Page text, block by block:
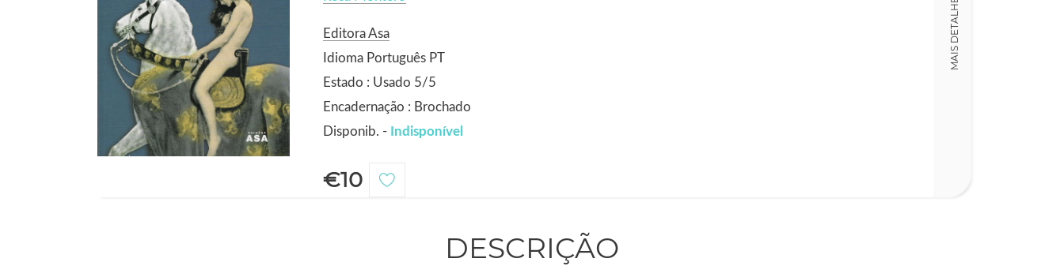
Editora Asa
Idioma Português PT
Estado : Usado 5/5
Encadernação : Brochado
Disponib. - Indisponível
€10
MAIS DETALHES
DESCRIÇÃO